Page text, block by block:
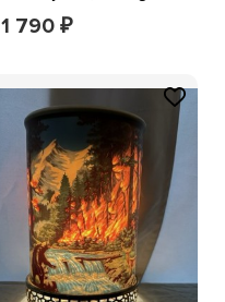
Postcard
1 790 ₽